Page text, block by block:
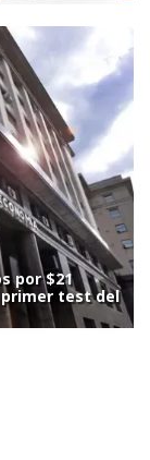
por $21
test del